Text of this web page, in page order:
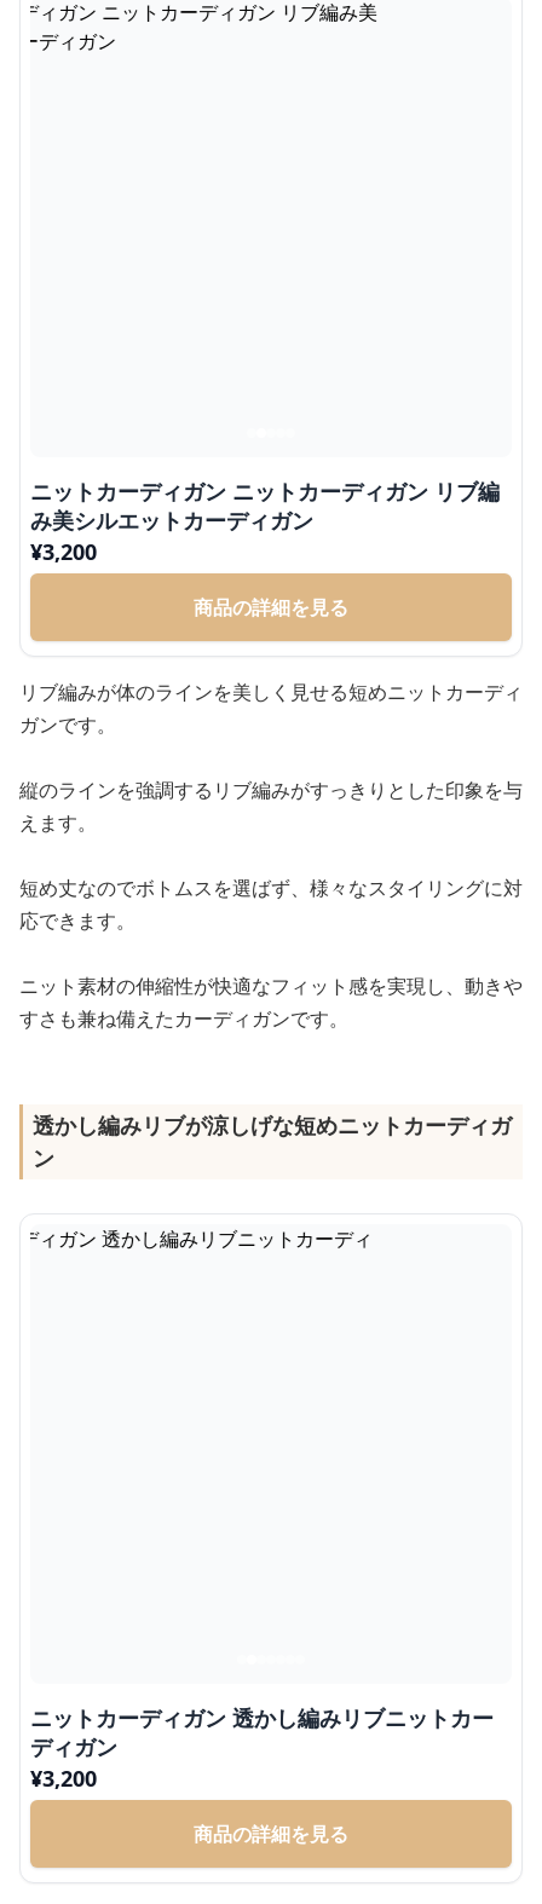
ニットカーディガン ニットカーディガン リブ編
み美シルエットカーディガン
¥3,200
商品の詳細を見る
リブ編みが体のラインを美しく見せる短めニットカーディ
ガンです。
縦のラインを強調するリブ編みがすっきりとした印象を与
えます。
短め丈なのでボトムスを選ばず、様々なスタイリングに対
応できます。
ニット素材の伸縮性が快適なフィット感を実現し、動きや
すさも兼ね備えたカーディガンです。
透かし編みリブが涼しげな短めニットカーディガ
ン
ニットカーディガン 透かし編みリブニットカー
ディガン
¥3,200
商品の詳細を見る